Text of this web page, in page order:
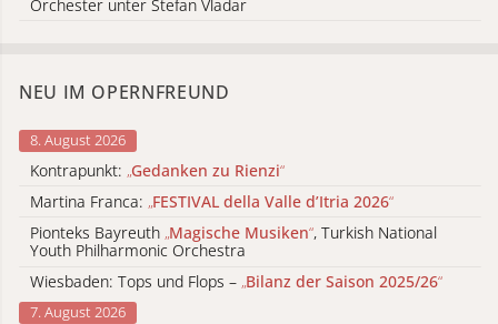
Orchester unter Stefan Vladar
NEU IM OPERNFREUND
8. August 2026
Kontrapunkt: „Gedanken zu Rienzi“
Martina Franca: „FESTIVAL della Valle d’Itria 2026“
Pionteks Bayreuth „Magische Musiken“, Turkish National
Youth Philharmonic Orchestra
Wiesbaden: Tops und Flops – „Bilanz der Saison 2025/26“
7. August 2026